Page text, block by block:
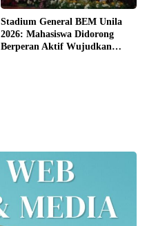
Stadium General BEM Unila
2026: Mahasiswa Didorong
Berperan Aktif Wujudkan